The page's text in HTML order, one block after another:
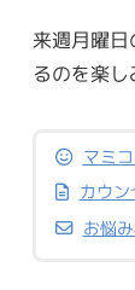
来週月曜
るのを楽し
マミ
カウ
お悩